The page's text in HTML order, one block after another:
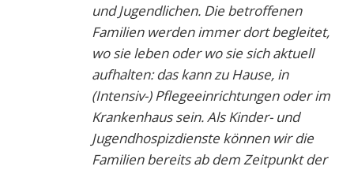
und Jugendlichen. Die betroffenen
Familien werden immer dort begleitet,
wo sie leben oder wo sie sich aktuell
aufhalten: das kann zu Hause, in
(Intensiv-) Pflegeeinrichtungen oder im
Krankenhaus sein.Als Kinder- und
Jugendhospizdienste können wir die
Familien bereits ab dem Zeitpunkt der